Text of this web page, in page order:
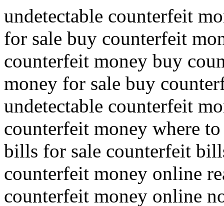
undetectable counterfeit
for sale buy counterfeit
counterfeit money buy
money for sale buy
undetectable counterfeit
counterfeit money where
bills for sale counterfeit
counterfeit money online
counterfeit money online